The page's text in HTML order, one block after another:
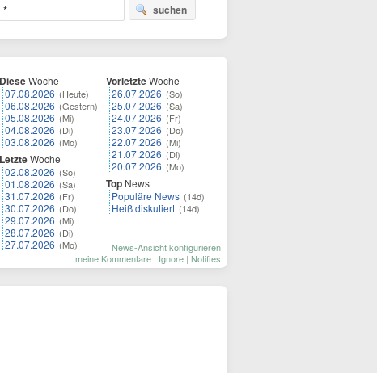
suchen
DieseWoche
07.08.2026 (Heute)
06.08.2026 (Gestern)
05.08.2026 (Mi)
04.08.2026 (Di)
03.08.2026 (Mo)
LetzteWoche
02.08.2026 (So)
01.08.2026 (Sa)
31.07.2026 (Fr)
30.07.2026 (Do)
29.07.2026 (Mi)
28.07.2026 (Di)
27.07.2026 (Mo)
VorletzteWoche
26.07.2026 (So)
25.07.2026 (Sa)
24.07.2026 (Fr)
23.07.2026 (Do)
22.07.2026 (Mi)
21.07.2026 (Di)
20.07.2026 (Mo)
Top News
Populäre News (14d)
Heiß diskutiert (14d)
News-Ansicht konfigurieren
meine Kommentare | Ignore | Notifies